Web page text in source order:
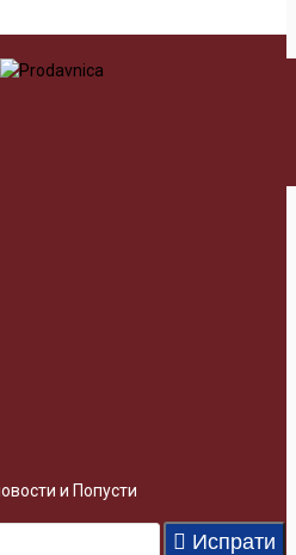
и Попусти
Испрати